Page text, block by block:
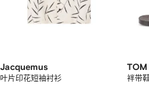
Jacquemus
叶片印花短袖衬衫
TOM
袢带